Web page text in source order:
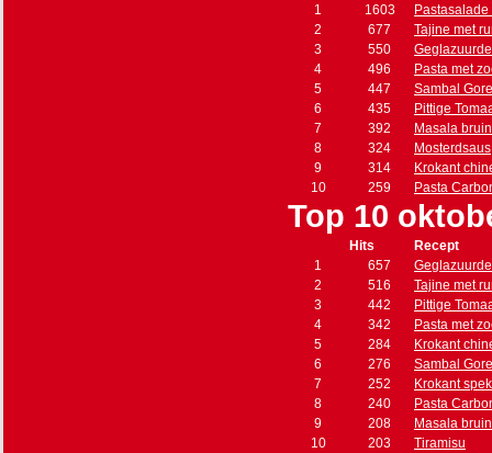
1
1603
2
677
Tajine met
3
550
4
496
Pasta met
5
447
Sambal
6
435
Pittige
7
392
Masala
8
324
Mosterdsaus
9
314
Krokant
10
259 Pasta
Top 10
Hits
Recept
1
657
2
516
Tajine met
3
442
Pittige
4
342
Pasta met
5
284
Krokant
6
276
Sambal
7
252
Krokant
8
240
Pasta
9
208
Masala
10
203 Tiramisu